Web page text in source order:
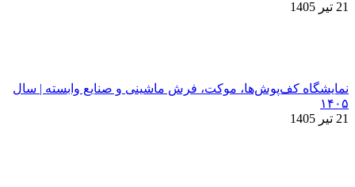
21 تیر 1405
نمایشگاه کف‌پوش‌ها، موکت، فرش ماشینی و صنایع وابسته | سال
۱۴۰۵
21 تیر 1405